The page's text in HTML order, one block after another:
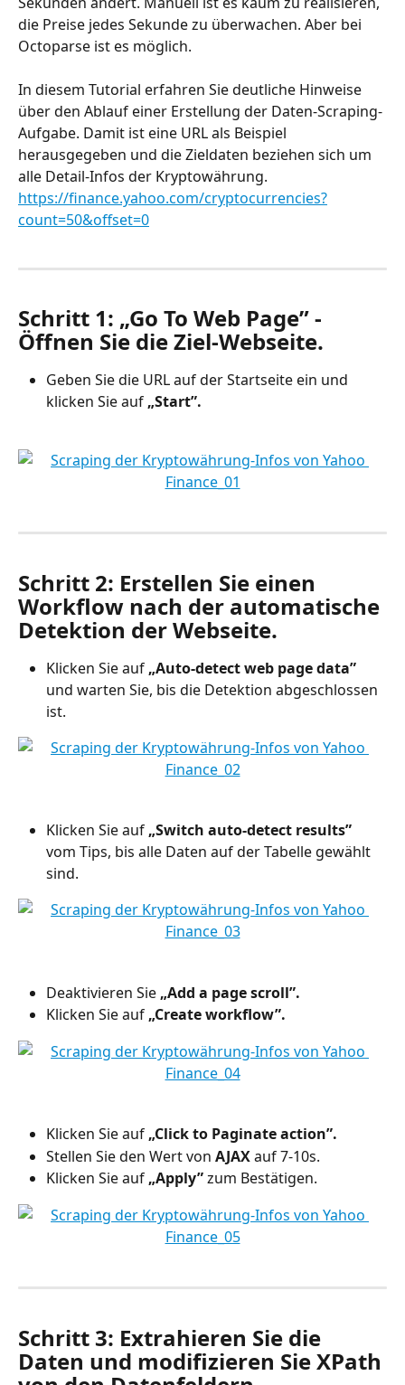
die Preise jedes Sekunde zu überwachen. Aber bei
Octoparse ist es möglich.
In diesem Tutorial erfahren Sie deutliche Hinweise
über den Ablauf einer Erstellung der Daten-Scraping-
Aufgabe. Damit ist eine URL als Beispiel
herausgegeben und die Zieldaten beziehen sich um
alle Detail-Infos der Kryptowährung.
https://finance.yahoo.com/cryptocurrencies?
count=50&offset=0
Schritt 1: „Go To Web Page” -
Öffnen Sie die Ziel-Webseite.
Geben Sie die URL auf der Startseite ein und
klicken Sie auf „Start”.
Schritt 2: Erstellen Sie einen
Workflow nach der automatische
Detektion der Webseite.
Klicken Sie auf „Auto-detect web page data”
und warten Sie, bis die Detektion abgeschlossen
ist.
Klicken Sie auf „Switch auto-detect results”
vom Tips, bis alle Daten auf der Tabelle gewählt
sind.
Deaktivieren Sie „Add a page scroll”.
Klicken Sie auf „Create workflow”.
Klicken Sie auf „Click to Paginate action”.
Stellen Sie den Wert von AJAX auf 7-10s.
Klicken Sie auf „Apply” zum Bestätigen.
Schritt 3: Extrahieren Sie die
Daten und modifizieren Sie XPath